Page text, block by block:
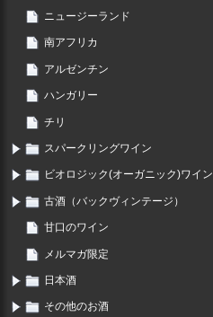
ニュージーランド
南アフリカ
アルゼンチン
ハンガリー
チリ
スパークリングワイン
ビオロジック(オーガニック)ワイン
古酒（バックヴィンテージ）
甘口のワイン
メルマガ限定
日本酒
その他のお酒